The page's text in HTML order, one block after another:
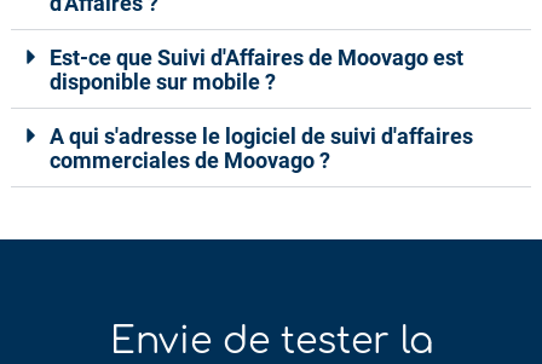
Est-ce que Suivi d'Affaires de Moovago est
disponible sur mobile ?
A qui s'adresse le logiciel de suivi d'affaires
commerciales de Moovago ?
Envie de tester la